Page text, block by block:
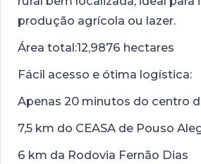
produção agrícola ou lazer.
Área total:12,9876 hectares
Fácil acesso e ótima logística:
Apenas 20 minutos do centro
7,5 km do CEASA de Pouso
6 km da Rodovia Fernão Dias